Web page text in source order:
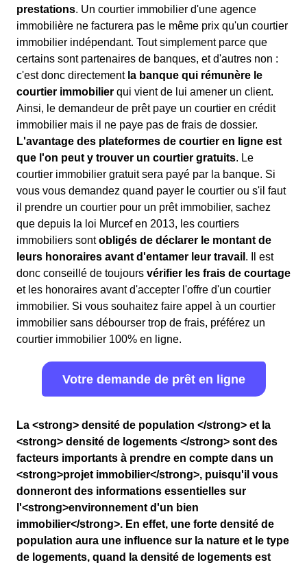
prestations. Un courtier immobilier d'une agence
immobilière ne facturera pas le même prix qu'un courtier
immobilier indépendant. Tout simplement parce que
certains sont partenaires de banques, et d'autres non :
c'est donc directement la banque qui rémunère le
courtier immobilier qui vient de lui amener un client.
Ainsi, le demandeur de prêt paye un courtier en crédit
immobilier mais il ne paye pas de frais de dossier.
L'avantage des plateformes de courtier en ligne est
que l'on peut y trouver un courtier gratuits. Le
courtier immobilier gratuit sera payé par la banque. Si
vous vous demandez quand payer le courtier ou s'il faut
il prendre un courtier pour un prêt immobilier, sachez
que depuis la loi Murcef en 2013, les courtiers
immobiliers sontobligés de déclarer le montant de
leurs honoraires avant d'entamer leur travail . Il est
donc conseillé de toujours vérifier les frais de courtage
et les honoraires avant d'accepter l'offre d'un courtier
immobilier. Si vous souhaitez faire appel à un courtier
immobilier sans débourser trop de frais, préférez un
courtier immobilier 100% en ligne.
Votre demande de prêt en ligne
La <strong> densité de population </strong> et la
<strong> densité de logements </strong> sont des
facteurs importants à prendre en compte dans un
<strong>projet immobilier</strong>, puisqu'il vous
donneront des informations essentielles sur
l'<strong>environnement d'un bien
immobilier</strong>. En effet, une forte densité de
population aura une influence sur la nature et le type
de logements, quand la densité de logements est